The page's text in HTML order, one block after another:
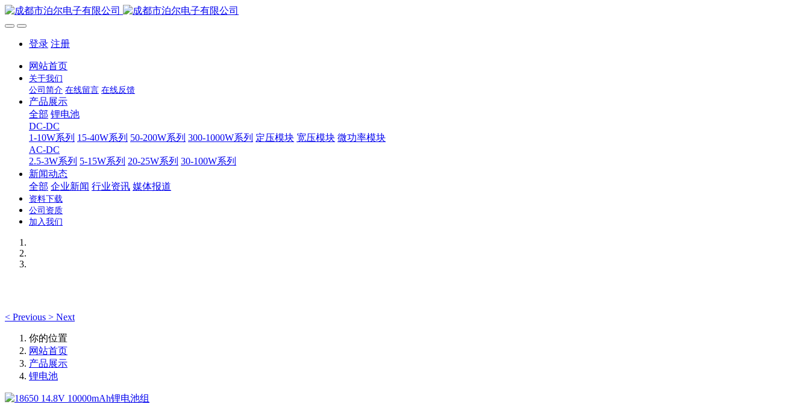
登录 注册
网站首页
关于我们
公司简介 在线留言 在线反馈
产品展示
全部 锂电池
DC-DC
1-10W系列 15-40W系列 50-200W系列 300-1000W系列 定压模块 宽压模块 微功率模块
AC-DC
2.5-3W系列 5-15W系列 20-25W系列 30-100W系列
新闻动态
全部 企业新闻 行业资讯 媒体报道
资料下载
公司资质
加入我们
< Previous > Next
你的位置
网站首页
产品展示
锂电池